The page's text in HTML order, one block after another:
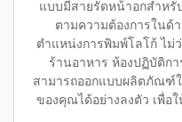
แบบมีสายรัดหน้าอกสำหรั
ตามความต้องการใน
ตำแหน่งการพิมพ์โลโก้ ไม่
ร้านอาหาร ห้องปฏิบัติกา
สามารถออกแบบผลิตภัณฑ์
ของคุณได้อย่างลงตัว เพื่อ